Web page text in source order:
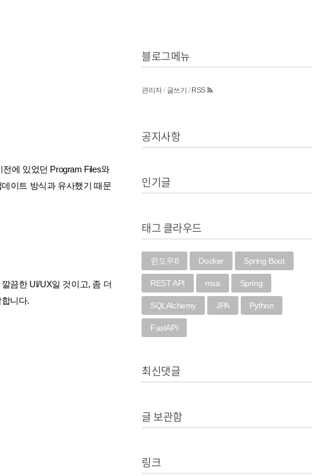
에 있었던 Program Files와
이트 방식과 유사했기 때문
끔한 UI/UX일 것이고, 좀 더
니다.
블로그메뉴
관리자/ 글쓰기 / RSS
공지사항
인기글
태그 클라우드
윈도우8 Docker Spring Boot
REST API msa Spring
SQLAlchemy JPA Python
FastAPI
최신댓글
글 보관함
링크